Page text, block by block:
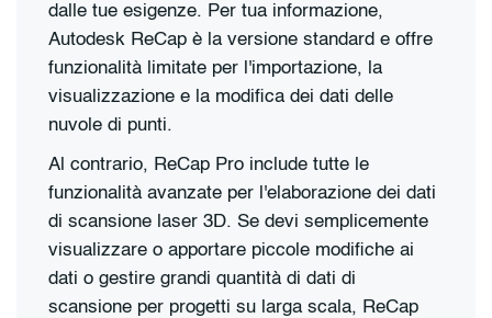
dalle tue esigenze. Per tua informazione,
Autodesk ReCap è la versione standard e offre
funzionalità limitate per l'importazione, la
visualizzazione e la modifica dei dati delle
nuvole di punti.
Al contrario, ReCap Pro include tutte le
funzionalità avanzate per l'elaborazione dei dati
di scansione laser 3D. Se devi semplicemente
visualizzare o apportare piccole modifiche ai
dati o gestire grandi quantità di dati di
scansione per progetti su larga scala, ReCap